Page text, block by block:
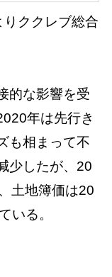
りククレブ総合
的な影響を受
年は先行き
も相まって不
少したが、20
土地簿価は20
いる。